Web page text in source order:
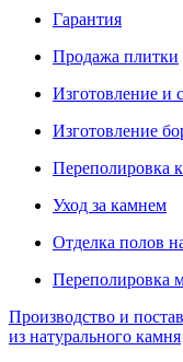
Гарантия
Продажа плитки
Изготовление и
Изготовление
Переполировка
Уход за камнем
Отделка полов
Переполировка
Производство и
из натурального камня